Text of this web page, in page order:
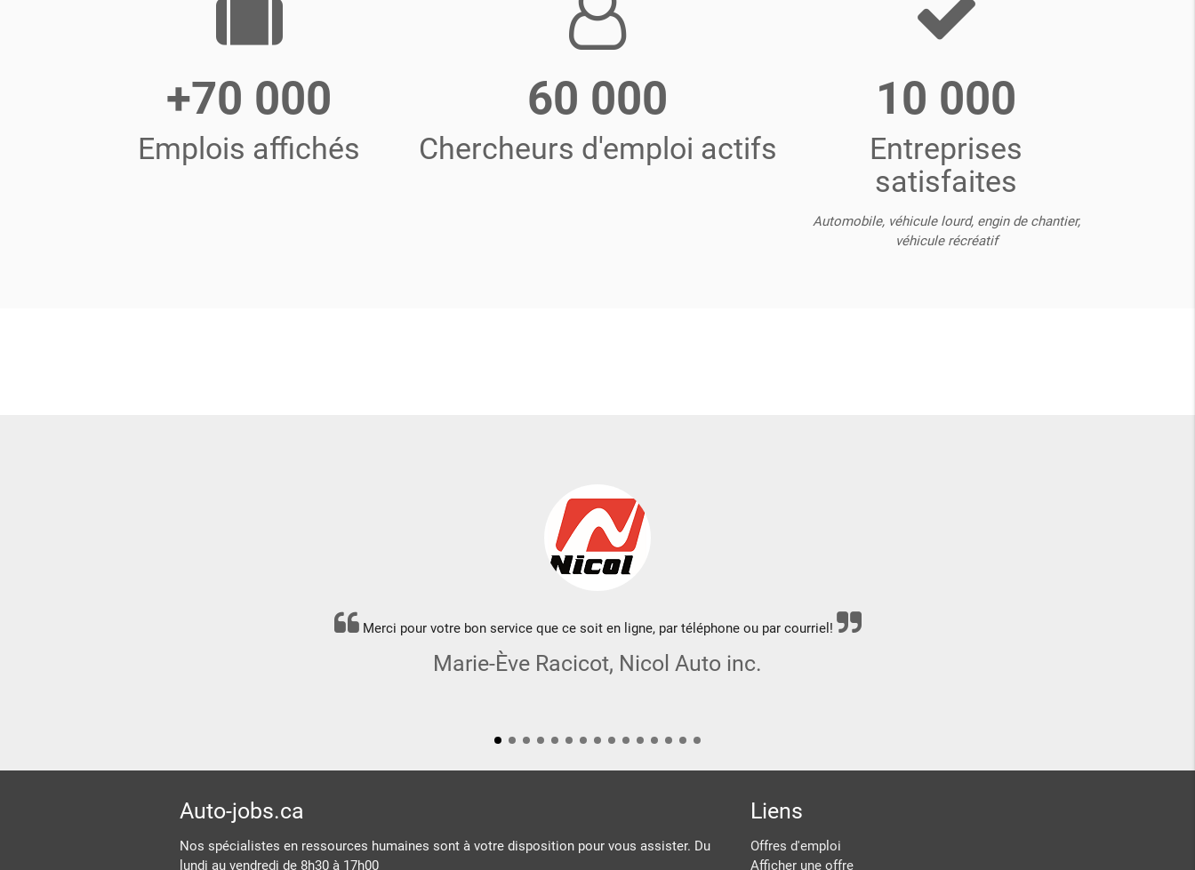
+70 000
Emplois affichés
60 000
Chercheurs d'emploi actifs
10 000
Entreprises
satisfaites
Automobile, véhicule lourd, engin de chantier,
véhicule récréatif
Merci pour votre bon service que ce soit en ligne, par téléphone ou par courriel!
Marie-Ève Racicot, Nicol Auto inc.
Auto-jobs.ca
Nos spécialistes en ressources humaines sont à votre disposition pour vous assister. Du
lundi au vendredi de 8h30 à 17h00
Liens
Offres d'emploi
Afficher une offre